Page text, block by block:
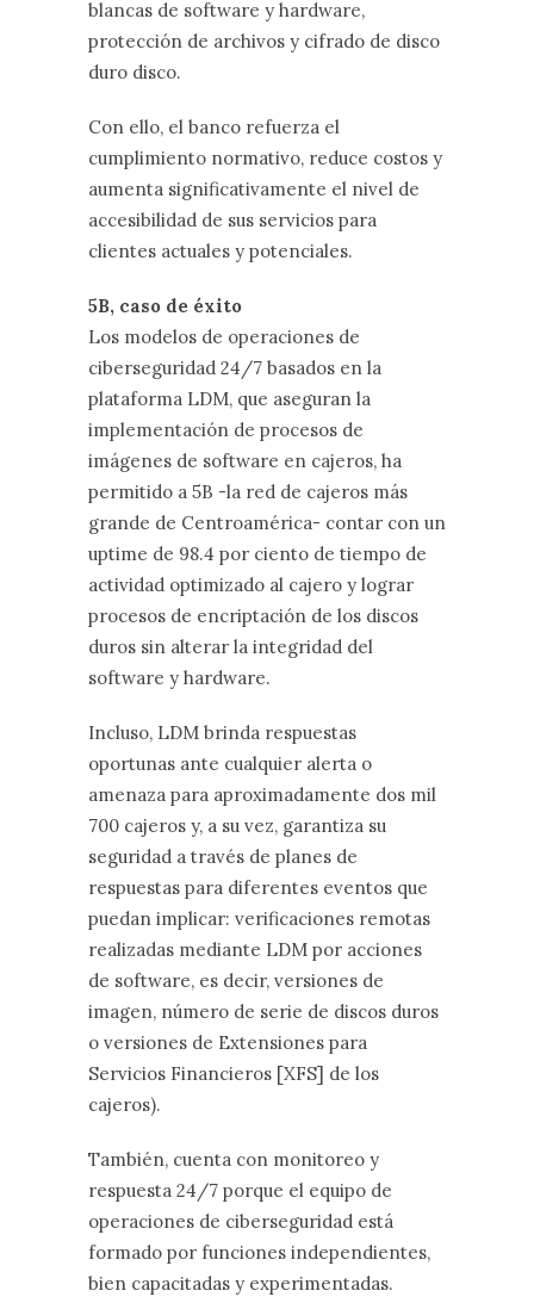
blancas de software y hardware,
protección de archivos y cifrado de disco
duro disco.
Con ello, el banco refuerza el
cumplimiento normativo, reduce costos y
aumenta significativamente el nivel de
accesibilidad de sus servicios para
clientes actuales y potenciales.
5B, caso de éxito
Los modelos de operaciones de
ciberseguridad 24/7 basados en la
plataforma LDM, que aseguran la
implementación de procesos de
imágenes de software en cajeros, ha
permitido a 5B -la red de cajeros más
grande de Centroamérica- contar con un
uptime de 98.4 por ciento de tiempo de
actividad optimizado al cajero y lograr
procesos de encriptación de los discos
duros sin alterar la integridad del
software y hardware.
Incluso, LDM brinda respuestas
oportunas ante cualquier alerta o
amenaza para aproximadamente dos mil
700 cajeros y, a su vez, garantiza su
seguridad a través de planes de
respuestas para diferentes eventos que
puedan implicar: verificaciones remotas
realizadas mediante LDM por acciones
de software, es decir, versiones de
imagen, número de serie de discos duros
o versiones de Extensiones para
Servicios Financieros [XFS] de los
cajeros).
También, cuenta con monitoreo y
respuesta 24/7 porque el equipo de
operaciones de ciberseguridad está
formado por funciones independientes,
bien capacitadas y experimentadas.